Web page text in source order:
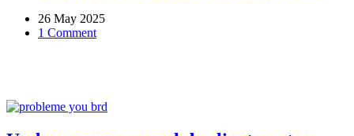
unui
cont
Ce
26 May 2025
1 Comment